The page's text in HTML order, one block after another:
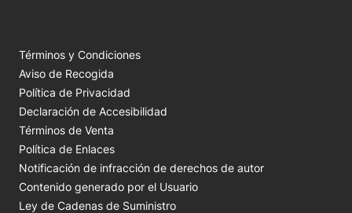
Términos y Condiciones
Aviso de Recogida
Política de Privacidad
Declaración de Accesibilidad
Términos de Venta
Política de Enlaces
Notificación de infracción de derechos de autor
Contenido generado por el Usuario
Ley de Cadenas de Suministro